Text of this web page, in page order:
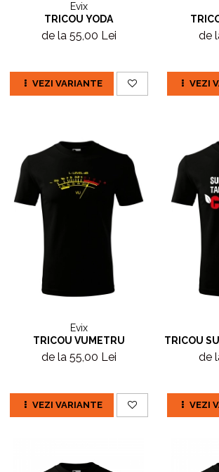
Evix
TRICOU YODA
de la 55,00 Lei
VEZI VARIANTE
de
VEZI
Evix
TRICOU VUMETRU
de la 55,00 Lei
VEZI VARIANTE
TRICOU
de
VEZI